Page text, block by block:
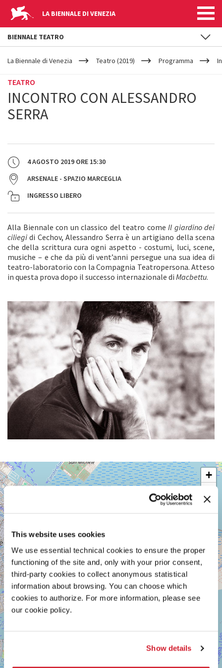
This website uses cookies
We use essential technical cookies to ensure the proper
functioning of the site and, only with your prior consent,
third-party cookies to collect anonymous statistical
information about browsing. You can choose which
cookies to authorize. For more information, please see
our cookie policy.
Show details
LA BIENNALE DI VENEZIA
YOUR
ARE
La Biennale di Venezia Teatro (2019) Programma
TEATRO
INCONTRO CON ALESSANDRO
SERRA
4 AGOSTO 2019 ORE 15:30
ARSENALE - SPAZIO MARCEGLIA
INGRESSO LIBERO
Alla Biennale con un classico del teatro come Il giardino dei
ciliegi di Cechov, Alessandro Serra è un artigiano della scena
che della scrittura cura ogni aspetto - costumi, luci, scene,
musiche – e che da più di vent’anni persegue una sua idea di
teatro-laboratorio con la Compagnia Teatropersona. Atteso
in questa prova dopo il successo internazionale di Macbettu.
ARSENALE
-
SPAZIO
MARCEGLIA
SESTIERE
CASTELLO
CAMPO
DELLA
TANA
2169/F
30122
VENEZIA
TEL.
0415218711
info@labiennale.org
+
BIENNALE TEATRO